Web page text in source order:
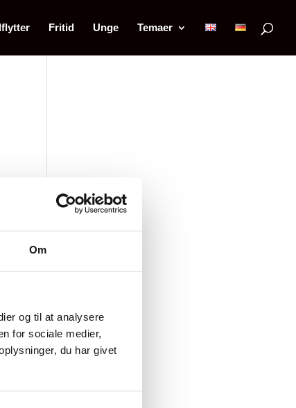
Om
og til at analysere
for sociale medier,
du har givet
Fritid Unge Temaer